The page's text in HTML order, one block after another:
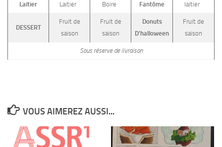
Laitier
Laitier
Boire
Fantôme
laitier
DESSERT
Fruit de
saison
Fruit de
saison
Donuts
D’halloween
Fruit de
saison
Sous réserve de livraison
VOUS AIMEREZ AUSSI...